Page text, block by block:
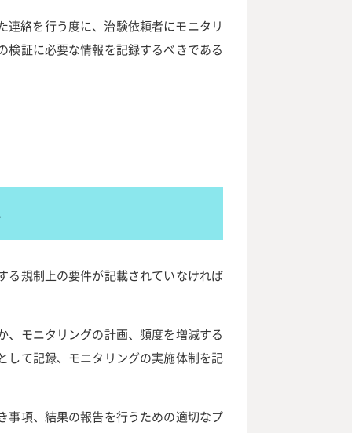
絡を行う度に、治験依頼者にモニタリ
証に必要な情報を記録するべきである
る規制上の要件が記載されていなければ
モニタリングの計画、頻度を増減する
して記録、モニタリングの実施体制を記
事項、結果の報告を行うための適切なプ